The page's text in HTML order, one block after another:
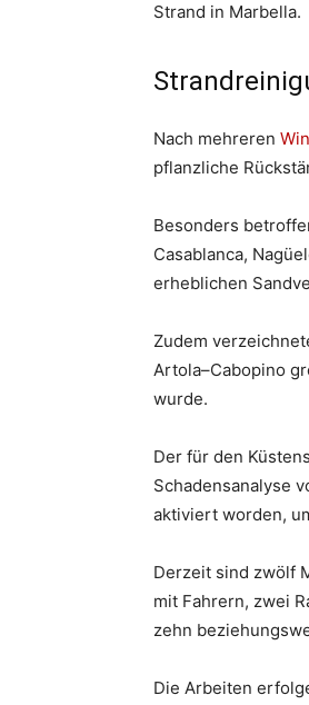
Strand in Marbella.
Nach mehreren
pflanzliche
Besonders
Casablanca,
erheblichen
Zudem
Artola–Cabopino
wurde.
Der für den
Schadensanalyse
aktiviert worden,
Derzeit sind zwölf
mit Fahrern, zwei
zehn
Die Arbeiten